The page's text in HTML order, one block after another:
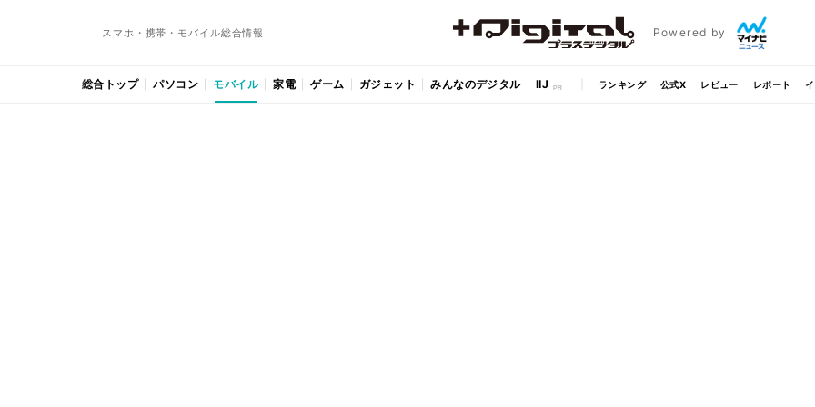
スマホ・携帯・モバイル総合情報 Powered by
総合トップ パソコン モバイル 家電 ゲーム ガジェット みんなのデジタル IIJ ランキング 公式X レビュー レポート